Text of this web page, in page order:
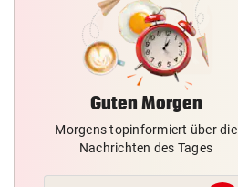
Guten Morgen
Morgens topinformiert über die
Nachrichten des Tages